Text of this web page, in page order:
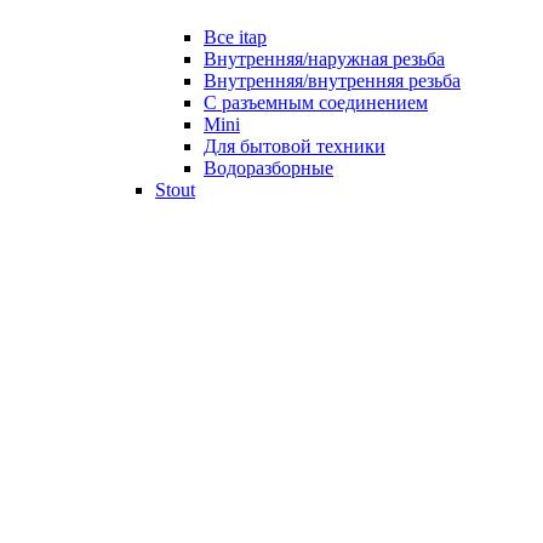
Все itap
Внутренняя/наружная резьба
Внутренняя/внутренняя резьба
С разъемным соединением
Mini
Для бытовой техники
Водоразборные
Stout